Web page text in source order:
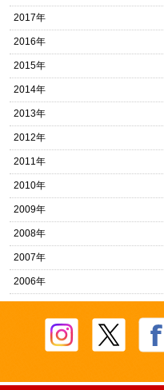
2017年
2016年
2015年
2014年
2013年
2012年
2011年
2010年
2009年
2008年
2007年
2006年